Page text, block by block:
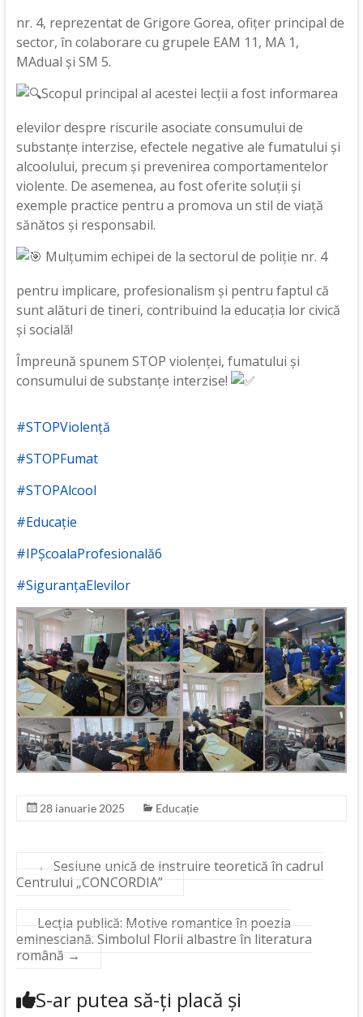
nr. 4, reprezentat de Grigore Gorea, ofițer principal de
sector, în colaborare cu grupele EAM 11, MA 1,
MAdual și SM 5.
Scopul principal al acestei lecții a fost informarea
elevilor despre riscurile asociate consumului de
substanțe interzise, efectele negative ale fumatului și
alcoolului, precum și prevenirea comportamentelor
violente. De asemenea, au fost oferite soluții și
exemple practice pentru a promova un stil de viață
sănătos și responsabil.
Mulțumim echipei de la sectorul de poliție nr. 4
pentru implicare, profesionalism și pentru faptul că
sunt alături de tineri, contribuind la educația lor civică
și socială!
Împreună spunem STOP violenței, fumatului și
consumului de substanțe interzise!
#STOPViolență
#STOPFumat
#STOPAlcool
#Educație
#IPȘcoalaProfesională6
#SiguranțaElevilor
28 ianuarie 2025 Educație
←
Sesiune unică de instruire teoretică în cadrul
Centrului „CONCORDIA”
Lecția publică: Motive romantice în poezia
eminesciană. Simbolul Florii albastre în literatura
română →
S-ar putea să-ți placă și